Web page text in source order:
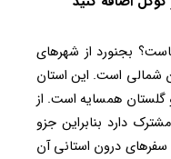
بجنورد از شهرهای
شمالی است. این استان
گلستان همسایه است. از
دارد بنابراین جزو
درون استانی آن